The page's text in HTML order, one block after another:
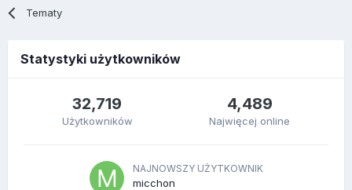
Tematy
Statystyki użytkowników
32,719
Użytkowników
4,489
Najwięcej online
NAJNOWSZY UŻYTKOWNIK
micchon